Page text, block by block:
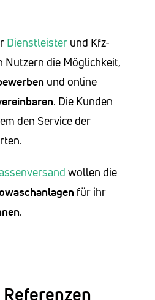
Dienstleister und Kfz-
Nutzern die Möglichkeit,
und online
. Die Kunden
den Service der
wollen die
für ihr
.